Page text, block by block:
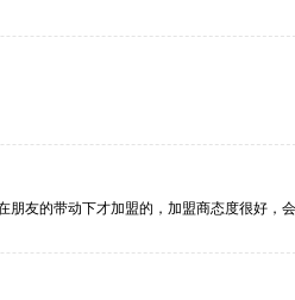
朋友的带动下才加盟的，加盟商态度很好，